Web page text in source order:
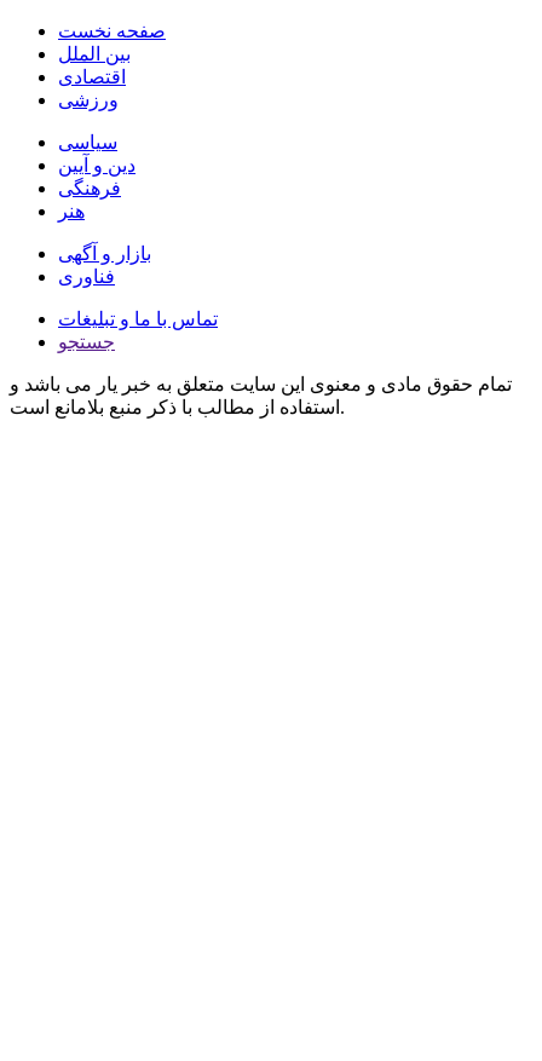
صفحه نخست
بین الملل
اقتصادی
ورزشی
سیاسی
دین و آیین
فرهنگی
هنر
بازار و آگهی
فناوری
تماس با ما و تبلیغات
جستجو
تمام حقوق مادی و معنوی این سایت متعلق به خبر یار می باشد و
استفاده از مطالب با ذکر منبع بلامانع است.